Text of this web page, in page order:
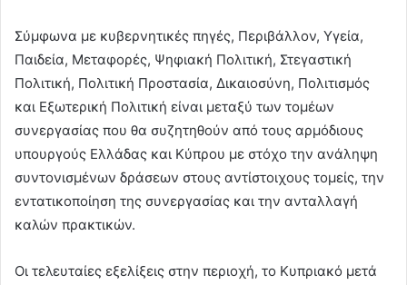
Σύμφωνα με κυβερνητικές πηγές, Περιβάλλον, Υγεία,
Παιδεία, Μεταφορές, Ψηφιακή Πολιτική, Στεγαστική
Πολιτική, Πολιτική Προστασία, Δικαιοσύνη, Πολιτισμός
και Εξωτερική Πολιτική είναι μεταξύ των τομέων
συνεργασίας που θα συζητηθούν από τους αρμόδιους
υπουργούς Ελλάδας και Κύπρου με στόχο την ανάληψη
συντονισμένων δράσεων στους αντίστοιχους τομείς, την
εντατικοποίηση της συνεργασίας και την ανταλλαγή
καλών πρακτικών.
Οι τελευταίες εξελίξεις στην περιοχή, το Κυπριακό μετά